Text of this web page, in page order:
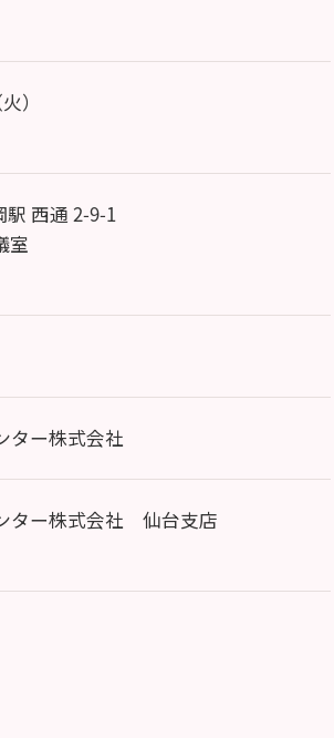
）
西通 2-9-1
室
ター株式会社
ター株式会社 仙台支店